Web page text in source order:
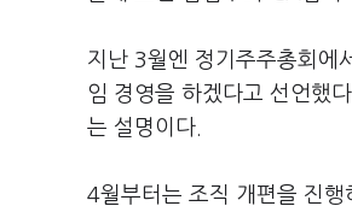
지난 3월엔 정기주주총회에
임 경영을 하겠다고 선언했
는 설명이다.
4월부터는 조직 개편을 진